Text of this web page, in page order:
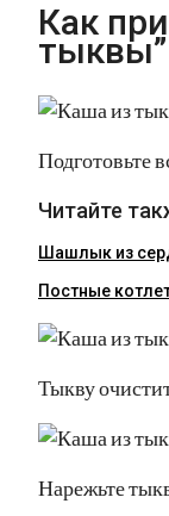
Как
тыквы”
Подготовьте
Читайте
Шашлык из
Постные
Тыкву
Нарежьте